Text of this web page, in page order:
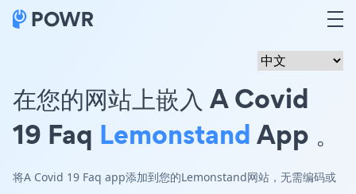
在您的网站上嵌入 A Covid
19 Faq LemonstandApp 。
将A Covid 19 Faq app添加到您的Lemonstand网站，无需编码或